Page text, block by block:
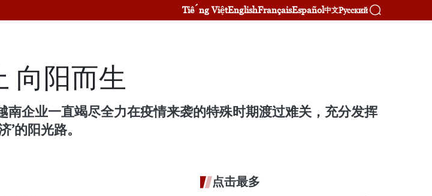
Tiếng ViệtEnglishFrançaisEspañol中文Русский
向阳而生
企业一直竭尽全力在疫情来袭的特殊时期渡过难关，充分发挥
的阳光路。
点击最多